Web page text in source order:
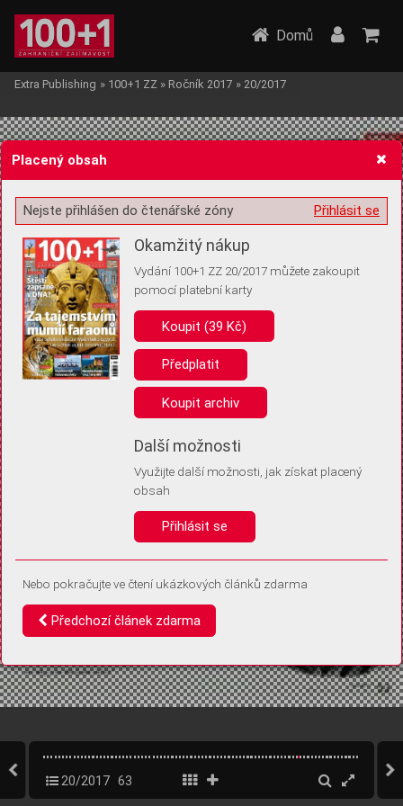
Žádost o souhlas s ukládáním volitelných informací
Pro základní fungování webu nepotřebujeme ukládat žádné informace
(tzv. cookies apod.). Rádi bychom vás ale požádali o souhlas s
uložením volitelných informací:
Anonymní unikátní ID
Díky němu příště poznáme, že se jedná o stejné zařízení, a
Identifikátor je zcela anonymní.
Vaše souhlasy a odmítnutí si ukládáme do vašeho zařízení, abychom se
vás už příště znovu neptali. Můžete je kdykoli později upravit ve Správě
Domů
Extra Publishing » 100+1 ZZ » Ročník 2017 » 20/2017
20/2017 63
Placený obsah
Přihlásit se
Nejste přihlášen do čtenářské zóny
Okamžitý nákup
Vydání 100+1 ZZ 20/2017 můžete zakoupit
pomocí platební karty
Koupit (39 Kč)
Předplatit
Koupit archiv
Další možnosti
Využijte další možnosti, jak získat placený
obsah
Přihlásit se
Nebo pokračujte ve čtení ukázkových článků zdarma
Předchozí článek zdarma